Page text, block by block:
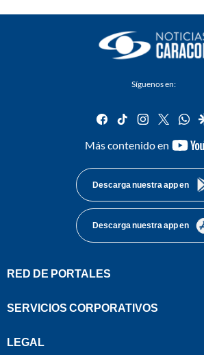
Síguenos en:
facebook
tiktok instagram
twitter
Más contenido en
Descarga nuestra app en
Descarga nuestra app en
RED DE PORTALES
SERVICIOS CORPORATIVOS
LEGAL